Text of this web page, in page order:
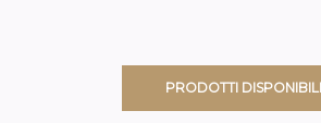
PRODOTTI DISPONIBILI